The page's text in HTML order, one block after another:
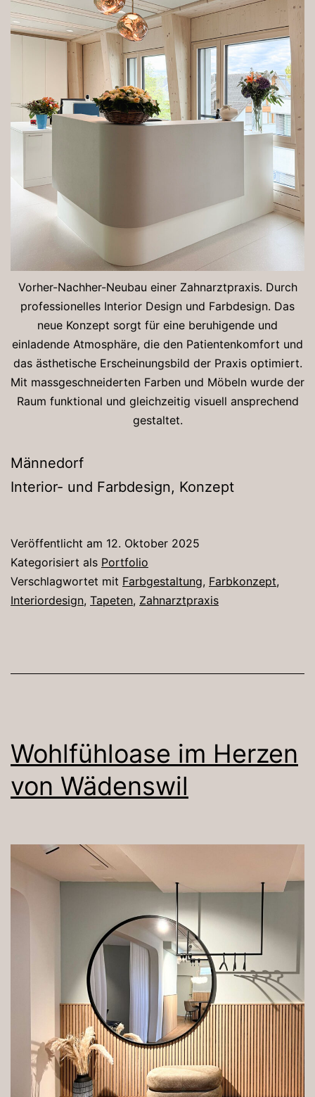
Vorher-Nachher-Neubau einer Zahnarztpraxis. Durch
professionelles Interior Design und Farbdesign. Das
neue Konzept sorgt für eine beruhigende und
einladende Atmosphäre, die den Patientenkomfort und
das ästhetische Erscheinungsbild der Praxis optimiert.
Mit massgeschneiderten Farben und Möbeln wurde der
Raum funktional und gleichzeitig visuell ansprechend
gestaltet.
Männedorf
Interior- und Farbdesign, Konzept
Veröffentlicht am 12. Oktober 2025
Kategorisiert als Portfolio
Verschlagwortet mit Farbgestaltung, Farbkonzept,
Interiordesign, Tapeten, Zahnarztpraxis
Wohlfühloase im Herzen
von Wädenswil